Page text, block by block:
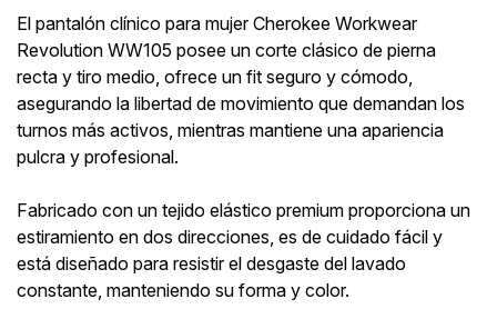
El pantalón clínico para mujer Cherokee Workwear
Revolution WW105 posee un corte clásico de pierna
recta y tiro medio, ofrece un fit seguro y cómodo,
asegurando la libertad de movimiento que demandan los
turnos más activos, mientras mantiene una apariencia
pulcra y profesional.
Fabricado con un tejido elástico premium proporciona un
estiramiento en dos direcciones, es de cuidado fácil y
está diseñado para resistir el desgaste del lavado
constante, manteniendo su forma y color.